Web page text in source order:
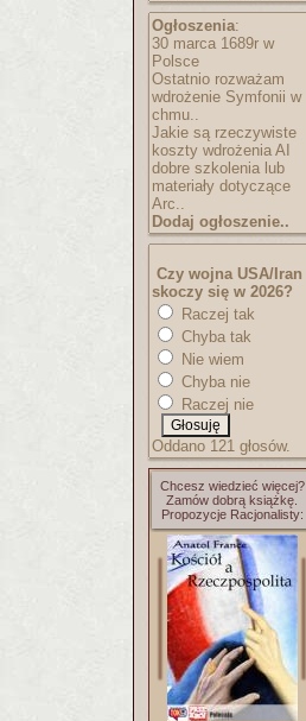
Ogłoszenia:
30 marca 1689r w
Polsce
Ostatnio rozważam
wdrożenie Symfonii w
chmu..
Jakie są rzeczywiste
koszty wdrożenia AI
dobre szkolenia lub
materiały dotyczące
Arc..
Dodaj ogłoszenie..
Czy wojna USA/Iran
skoczy się w 2026?
Raczej tak
Chyba tak
Nie wiem
Chyba nie
Raczej nie
Oddano 121 głosów.
Chcesz wiedzieć więcej?
Zamów dobrą książkę.
Propozycje Racjonalisty: